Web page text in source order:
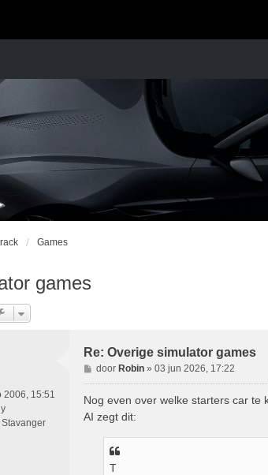
Games
games
2006, 15:51
Re: Overige simulator games
B
e
r
i
door Robin» 03 jun 2026, 17:22
Nog even over welke starters car te
AI zegt dit:
T